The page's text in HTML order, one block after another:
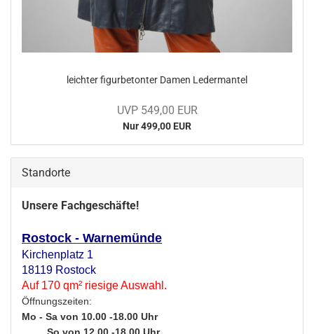
leich­ter fi­gur­be­ton­ter Damen Le­der­man­tel
UVP 549,00 EUR
Nur 499,00 EUR
Standorte
Unsere Fachgeschäfte!
Rostock - Warnemünde
Kirchenplatz 1
18119 Rostock
Auf 170 qm² riesige Auswahl.
Öffnungszeiten:
Mo - Sa von 10.00 -18.00 Uhr
So von 12.00 -18.00 Uhr